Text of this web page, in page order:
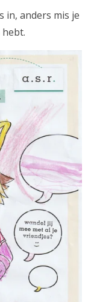
in, anders mis je